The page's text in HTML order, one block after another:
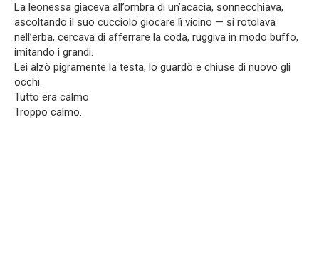
La leonessa giaceva all’ombra di un’acacia, sonnecchiava,
ascoltando il suo cucciolo giocare lì vicino — si rotolava
nell’erba, cercava di afferrare la coda, ruggiva in modo buffo,
imitando i grandi.
Lei alzò pigramente la testa, lo guardò e chiuse di nuovo gli
occhi.
Tutto era calmo.
Troppo calmo.